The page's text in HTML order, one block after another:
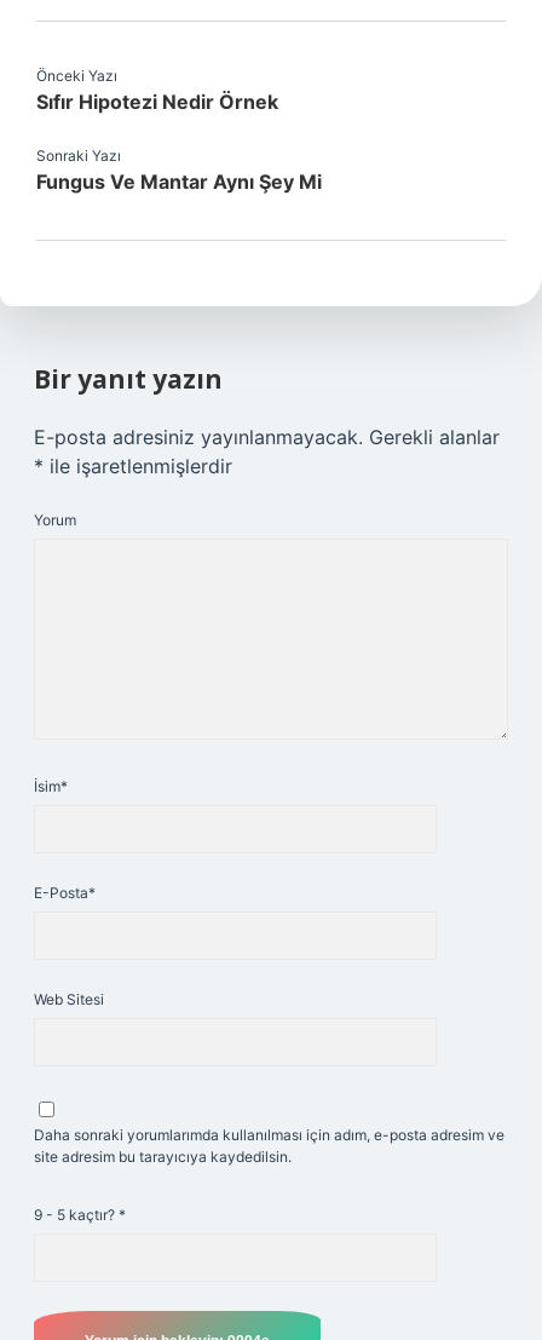
Önceki Yazı
Sıfır Hipotezi Nedir Örnek
Sonraki Yazı
Fungus Ve Mantar Aynı Şey Mi
Bir yanıt yazın
E-posta adresiniz yayınlanmayacak. Gerekli alanlar
* ile işaretlenmişlerdir
Yorum
İsim*
E-Posta*
Web Sitesi
Daha sonraki yorumlarımda kullanılması için adım, e-posta adresim ve
site adresim bu tarayıcıya kaydedilsin.
9 - 5 kaçtır? *